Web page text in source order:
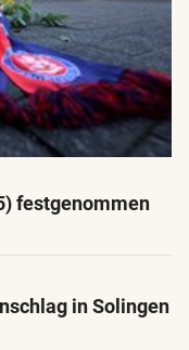
festgenommen
in Solingen